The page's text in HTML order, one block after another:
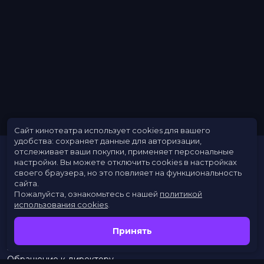
Расписание
Скоро в кино
Заведения
Обращение к директору
Сайт кинотеатра использует cookies для вашего
удобства: сохраняет данные для авторизации,
отслеживает ваши покупки, применяет персональные
настройки. Вы можете отключить cookies в настройках
своего браузера, но это повлияет на функциональность
сайта.
Пожалуйста, ознакомьтесь с нашей политикой
использования cookies
Принять